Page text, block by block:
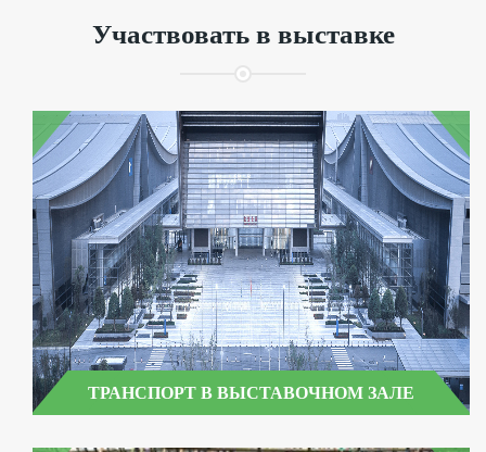
Участвовать в выставке
ТРАНСПОРТ В ВЫСТАВОЧНОМ ЗАЛЕ